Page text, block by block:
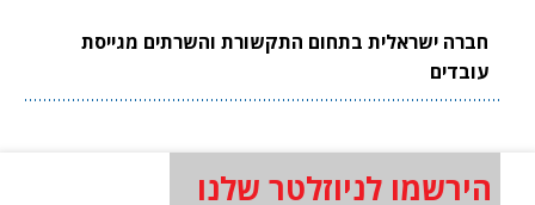
חברה ישראלית בתחום התקשורת והשרתים מגייסת
עובדים
הירשמו לניוזלטר שלנו